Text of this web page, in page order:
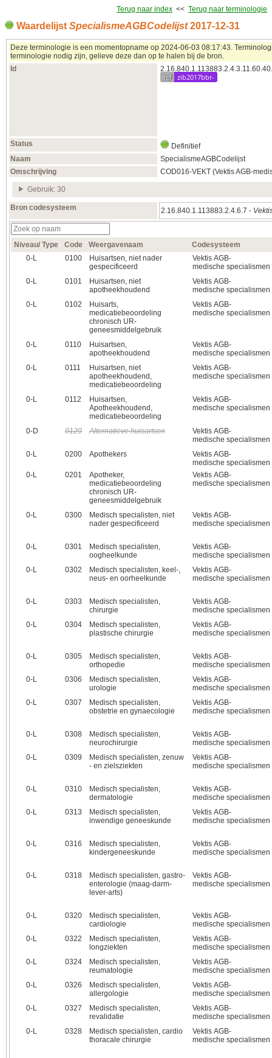
Terug naar index << Terug naar terminologie
Waardelijst SpecialismeAGBCodelijst2017‑12‑31
Deze terminologie is een momentopname op 2024‑06‑03 08:17:43.
terminologie nodig zijn, gelieve deze dan op te halen bij de bron.
Id
ref zib2017bbr-
Status
Definitief
Naam
SpecialismeAGBCodelijst
Omschrijving
COD016-VEKT (Vektis AGB-
Gebruik: 30
Bron codesysteem 2.16.840.1.113883.2.4.6.7 -
Niveau/ Type Code Weergavenaam
Codesysteem
0‑L
0100
Huisartsen, niet nader
gespecificeerd
Vektis AGB-
medische specialismen
0‑L
0101
Huisartsen, niet
apotheekhoudend
Vektis AGB-
medische specialismen
0‑L
0102
Huisarts,
medicatiebeoordeling
chronisch UR-
geneesmiddelgebruik
Vektis AGB-
medische specialismen
0‑L 0110
Huisartsen,
apotheekhoudend
Vektis AGB-
medische specialismen
0‑L
0111
Huisartsen, niet
apotheekhoudend,
medicatiebeoordeling
Vektis AGB-
medische specialismen
0‑L 0112
Huisartsen,
Apotheekhoudend,
medicatiebeoordeling
Vektis AGB-
medische specialismen
0‑D 0120 Alternatieve huisartsen
Vektis AGB-
medische specialismen
0‑L
0200 Apothekers
Vektis AGB-
medische specialismen
0‑L
0201
Apotheker,
medicatiebeoordeling
chronisch UR-
geneesmiddelgebruik
Vektis AGB-
medische specialismen
0‑L 0300
Medisch specialisten, niet
nader gespecificeerd
Vektis AGB-
medische specialismen
0‑L 0301
Medisch specialisten,
oogheelkunde
Vektis AGB-
medische specialismen
0‑L
0302
Medisch specialisten, keel-,
neus- en oorheelkunde
Vektis AGB-
medische specialismen
0‑L 0303
Medisch specialisten,
chirurgie
Vektis AGB-
medische specialismen
0‑L
0304
Medisch specialisten,
plastische chirurgie
Vektis AGB-
medische specialismen
0‑L 0305
Medisch specialisten,
orthopedie
Vektis AGB-
medische specialismen
0‑L
0306
Medisch specialisten,
urologie
Vektis AGB-
medische specialismen
0‑L
0307
Medisch specialisten,
obstetrie en gynaecologie
Vektis AGB-
medische specialismen
0‑L 0308
Medisch specialisten,
neurochirurgie
Vektis AGB-
medische specialismen
0‑L
0309
Medisch specialisten, zenuw
- en zielsziekten
Vektis AGB-
medische specialismen
0‑L 0310
Medisch specialisten,
dermatologie
Vektis AGB-
medische specialismen
0‑L
0313
Medisch specialisten,
inwendige geneeskunde
Vektis AGB-
medische specialismen
0‑L 0316
Medisch specialisten,
kindergeneeskunde
Vektis AGB-
medische specialismen
0‑L 0318
Medisch specialisten, gastro-
enterologie (maag-darm-
lever-arts)
Vektis AGB-
medische specialismen
0‑L 0320
Medisch specialisten,
cardiologie
Vektis AGB-
medische specialismen
0‑L
0322
Medisch specialisten,
longziekten
Vektis AGB-
medische specialismen
0‑L
0324
Medisch specialisten,
reumatologie
Vektis AGB-
medische specialismen
0‑L
0326
Medisch specialisten,
allergologie
Vektis AGB-
medische specialismen
0‑L
0327
Medisch specialisten,
revalidatie
Vektis AGB-
medische specialismen
0‑L
0328
Medisch specialisten, cardio
thoracale chirurgie
Vektis AGB-
medische specialismen